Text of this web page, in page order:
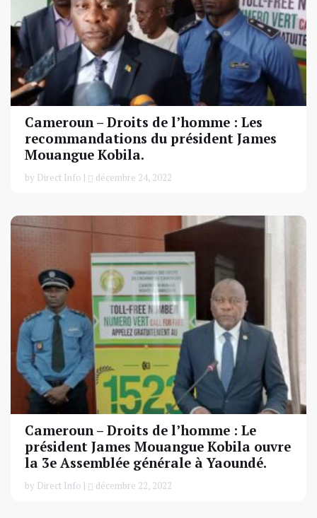
Cameroun – Droits de l’homme : Les
recommandations du président James
Mouangue Kobila.
by Direct Info | décembre 24, 2022
Cameroun – Droits de l’homme : Le
président James Mouangue Kobila ouvre
la 3e Assemblée générale à Yaoundé.
by Direct Info | décembre 22, 2022